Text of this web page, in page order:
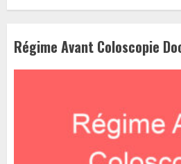
Régime Avant Coloscopie